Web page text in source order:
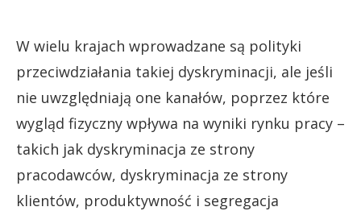
W wielu krajach wprowadzane są polityki
przeciwdziałania takiej dyskryminacji, ale jeśli
nie uwzględniają one kanałów, poprzez które
wygląd fizyczny wpływa na wyniki rynku pracy –
takich jak dyskryminacja ze strony
pracodawców, dyskryminacja ze strony
klientów, produktywność i segregacja